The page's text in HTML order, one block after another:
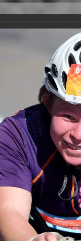
Версия для
Новости
Half